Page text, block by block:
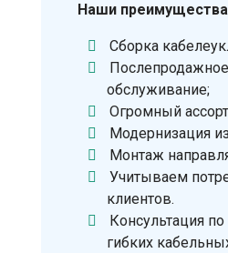
Наши
Сборка
Послепродажное
обслуживание;
Огромный
Модернизация
Монтаж
Учитываем
клиентов.
Консультация
гибких